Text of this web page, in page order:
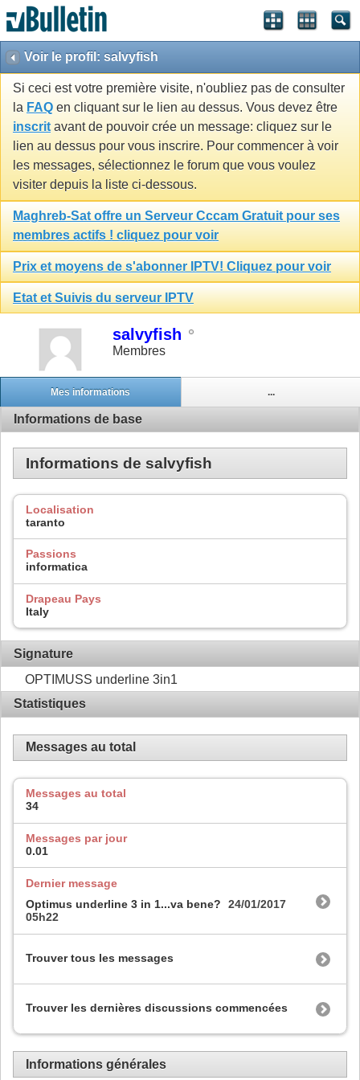
Voir le profil: salvyfish
Si ceci est votre première visite, n'oubliez pas de consulter
la FAQ en cliquant sur le lien au dessus. Vous devez être
inscrit avant de pouvoir crée un message: cliquez sur le
lien au dessus pour vous inscrire. Pour commencer à voir
les messages, sélectionnez le forum que vous voulez
visiter depuis la liste ci-dessous.
Maghreb-Sat offre un Serveur Cccam Gratuit pour ses
membres actifs ! cliquez pour voir
Prix et moyens de s'abonner IPTV! Cliquez pour voir
Etat et Suivis du serveur IPTV
salvyfish
Membres
Mes informations ...
Informations de base
Informations de salvyfish
Localisation
taranto
Passions
informatica
Drapeau Pays
Italy
Signature
OPTIMUSS underline 3in1
Statistiques
Messages au total
Messages au total
34
Messages par jour
0.01
Dernier message
Optimus underline 3 in 1...va bene?
24/01/2017
05h22
Trouver tous les messages
Trouver les dernières discussions commencées
Informations générales